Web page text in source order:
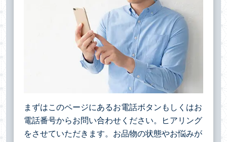
まずはこのページにあるお電話ボタンもしくはお
電話番号からお問い合わせください。ヒアリング
をさせていただきます。お品物の状態やお悩みが